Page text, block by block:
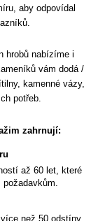
aby odpovídal
hrobů nabízíme i
vám dodá /
kamenné vázy,
potřeb.
zahrnují:
až 60 let, které
než 50 odstíny